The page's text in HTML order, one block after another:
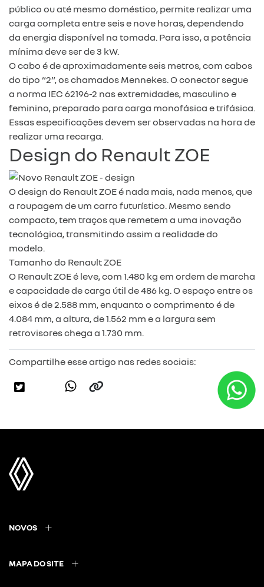
público ou até mesmo doméstico, permite realizar uma
carga completa entre seis e nove horas, dependendo
da energia disponível na tomada. Para isso, a potência
mínima deve ser de 3 kW.
O cabo é de aproximadamente seis metros, com cabos
do tipo “2”, os chamados Mennekes. O conector segue
a norma IEC 62196-2 nas extremidades, masculino e
feminino, preparado para carga monofásica e trifásica.
Essas especificações devem ser observadas na hora de
realizar uma recarga.
Design do Renault ZOE
O design do Renault ZOE é nada mais, nada menos, que
a roupagem de um carro futurístico. Mesmo sendo
compacto, tem traços que remetem a uma inovação
tecnológica, transmitindo assim a realidade do
modelo.
Tamanho do Renault ZOE
O Renault ZOE é leve, com 1.480 kg em ordem de marcha
e capacidade de carga útil de 486 kg. O espaço entre os
eixos é de 2.588 mm, enquanto o comprimento é de
4.084 mm, a altura, de 1.562 mm e a largura sem
retrovisores chega a 1.730 mm.
Compartilhe esse artigo nas redes sociais:
NOVOS
MAPA DO SITE